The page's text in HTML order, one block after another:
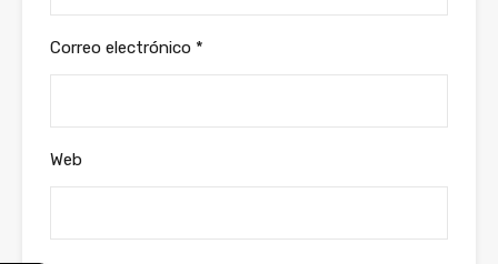
Correo electrónico *
Web